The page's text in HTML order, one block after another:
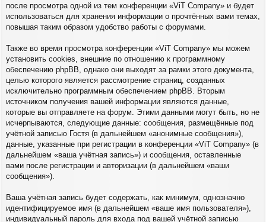
после просмотра одной из тем конференции «ViT Company» и будет
использоваться для хранения информации о прочтённых вами темах,
повышая таким образом удобство работы с форумами.
Также во время просмотра конференции «ViT Company» мы можем
установить cookies, внешние по отношению к программному
обеспечению phpBB, однако они выходят за рамки этого документа,
целью которого является рассмотрение страниц, созданных
исключительно программным обеспечением phpBB. Вторым
источником получения вашей информации являются данные,
которые вы отправляете на форум. Этими данными могут быть, но не
исчерпываются, следующие данные: сообщения, размещённые под
учётной записью Гостя (в дальнейшем «анонимные сообщения»),
данные, указанные при регистрации в конференции «ViT Company» (в
дальнейшем «ваша учётная запись») и сообщения, оставленные
вами после регистрации и авторизации (в дальнейшем «ваши
сообщения»).
Ваша учётная запись будет содержать, как минимум, однозначно
идентифицируемое имя (в дальнейшем «ваше имя пользователя»),
индивидуальный пароль для входа под вашей учётной записью